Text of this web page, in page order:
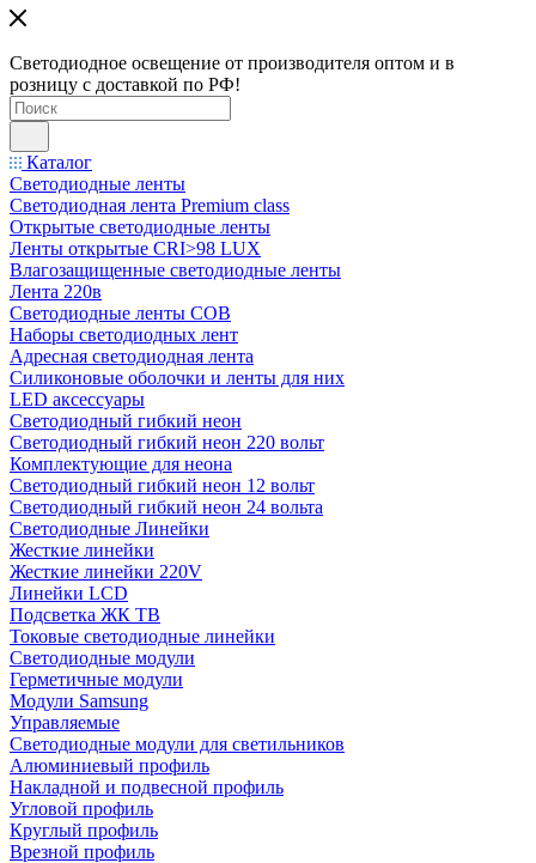
Светодиодное освещение от производителя оптом и в
розницу с доставкой по РФ!
Каталог
Светодиодные ленты
Светодиодная лента Premium class
Открытые светодиодные ленты
Ленты открытые CRI>98 LUX
Влагозащищенные светодиодные ленты
Лента 220в
Светодиодные ленты COB
Наборы светодиодных лент
Адресная светодиодная лента
Силиконовые оболочки и ленты для них
LED аксессуары
Светодиодный гибкий неон
Светодиодный гибкий неон 220 вольт
Комплектующие для неона
Светодиодный гибкий неон 12 вольт
Светодиодный гибкий неон 24 вольта
Светодиодные Линейки
Жесткие линейки
Жесткие линейки 220V
Линейки LCD
Подсветка ЖК ТВ
Токовые светодиодные линейки
Светодиодные модули
Герметичные модули
Модули Samsung
Управляемые
Светодиодные модули для светильников
Алюминиевый профиль
Накладной и подвесной профиль
Угловой профиль
Круглый профиль
Врезной профиль